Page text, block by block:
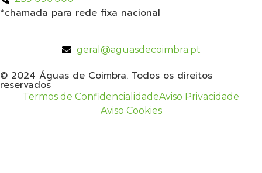
*chamada para rede fixa nacional
geral@aguasdecoimbra.pt
© 2024 Águas de Coimbra. Todos os direitos
reservados
Termos de ConfidencialidadeAviso Privacidade
Aviso Cookies